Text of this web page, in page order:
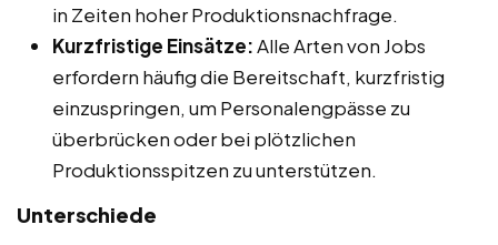
in Zeiten hoher Produktionsnachfrage.
Kurzfristige Einsätze:Alle Arten von Jobs
erfordern häufig die Bereitschaft, kurzfristig
einzuspringen, um Personalengpässe zu
überbrücken oder bei plötzlichen
Produktionsspitzen zu unterstützen.
Unterschiede